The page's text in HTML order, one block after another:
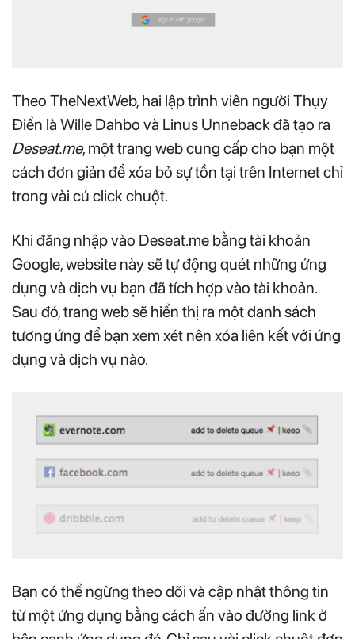
Theo TheNextWeb, hai lập trình viên người Thụy
Điển là Wille Dahbo và Linus Unneback đã tạo ra
Deseat.me, một trang web cung cấp cho bạn một
cách đơn giản để xóa bỏ sự tồn tại trên Internet chỉ
trong vài cú click chuột.
Khi đăng nhập vào Deseat.me bằng tài khoản
Google, website này sẽ tự động quét những ứng
dụng và dịch vụ bạn đã tích hợp vào tài khoản.
Sau đó, trang web sẽ hiển thị ra một danh sách
tương ứng để bạn xem xét nên xóa liên kết với ứng
dụng và dịch vụ nào.
Bạn có thể ngừng theo dõi và cập nhật thông tin
từ một ứng dụng bằng cách ấn vào đường link ở